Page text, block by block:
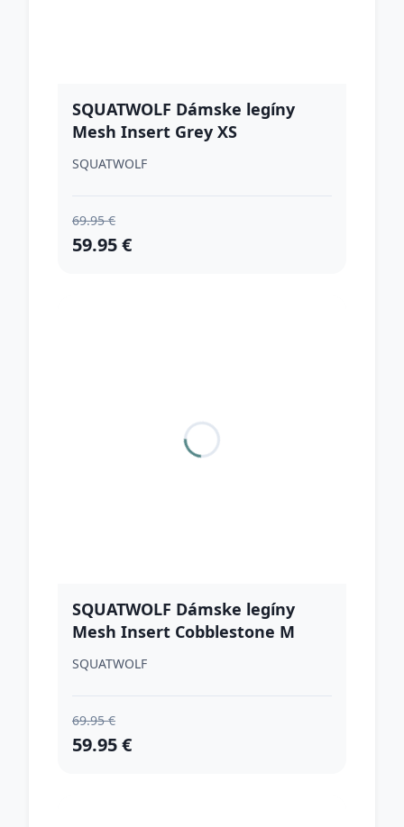
SQUATWOLF Dámske legíny
Mesh Insert Grey XS
SQUATWOLF
69.95 €
59.95 €
SQUATWOLF Dámske legíny
Mesh Insert Cobblestone M
SQUATWOLF
69.95 €
59.95 €